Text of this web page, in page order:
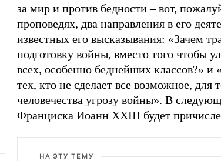
за мир и против бедности – вот,
проповедях, два направления в его
известных его высказывания: «Зачем
подготовку войны, вместо того чтобы
всех, особенно беднейших классов?» и
тех, кто не сделает все возможное, для
человечества угрозу войны». В
Франциска Иоанн XXIII будет
НА ЭТУ ТЕМУ